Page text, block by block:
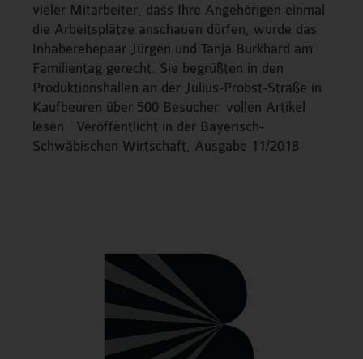
vieler Mitarbeiter, dass Ihre Angehörigen einmal
die Arbeitsplätze anschauen dürfen, wurde das
Inhaberehepaar Jürgen und Tanja Burkhard am
Familientag gerecht. Sie begrüßten in den
Produktionshallen an der Julius-Probst-Straße in
Kaufbeuren über 500 Besucher. vollen Artikel
lesen Veröffentlicht in der Bayerisch-
Schwäbischen Wirtschaft, Ausgabe 11/2018